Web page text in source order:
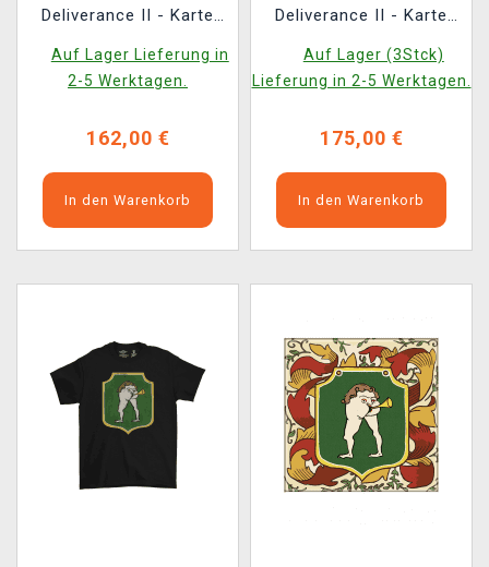
Deliverance II - Karte
Auf Lager Lieferung in
2-5 Werktagen.
162,00 €
In den Warenkorb
Deliverance II - Karte
Auf Lager (3Stck)
Lieferung in 2-5 Werktagen.
175,00 €
In den Warenkorb